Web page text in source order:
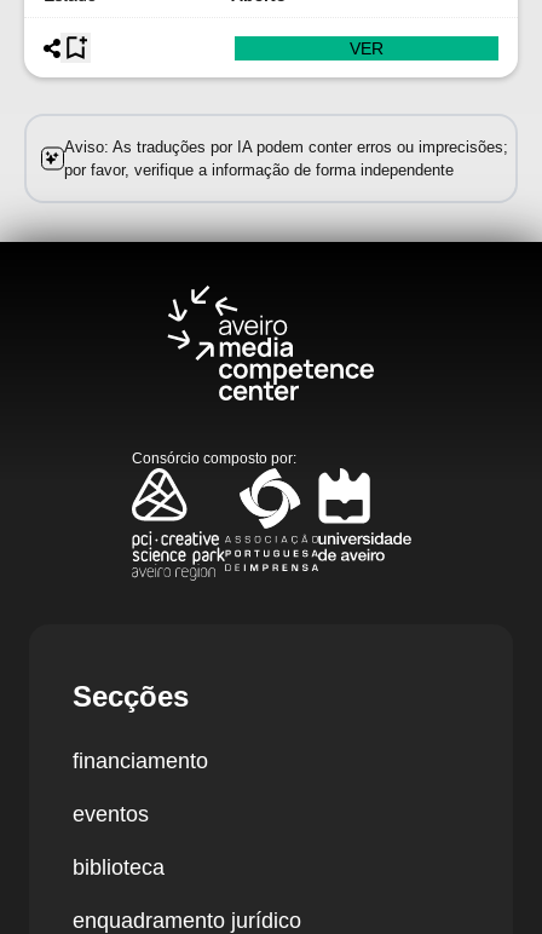
VER
Aviso: As traduções por IA podem conter erros ou imprecisões;
por favor, verifique a informação de forma independente
Consórcio composto por:
Secções
financiamento
eventos
biblioteca
enquadramento jurídico